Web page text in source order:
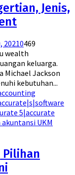
Jenis,
20210469
wealth
keluarga.
Michael Jackson
kebutuhan...
5|accurate
UKM
Pilihan